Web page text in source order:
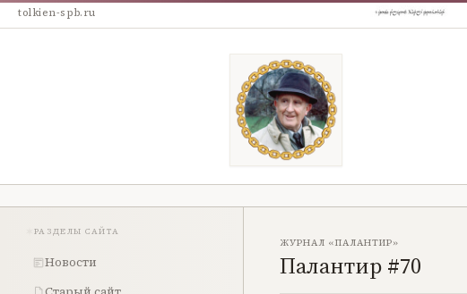
tolkien-spb.ru
РАЗДЕЛЫ САЙТА
Новости
ЖУРНАЛ «ПАЛАНТИР»
Палантир #70